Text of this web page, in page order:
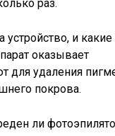
раз.
устройство, и какие
оказывает
для удаления
покрова.
ли